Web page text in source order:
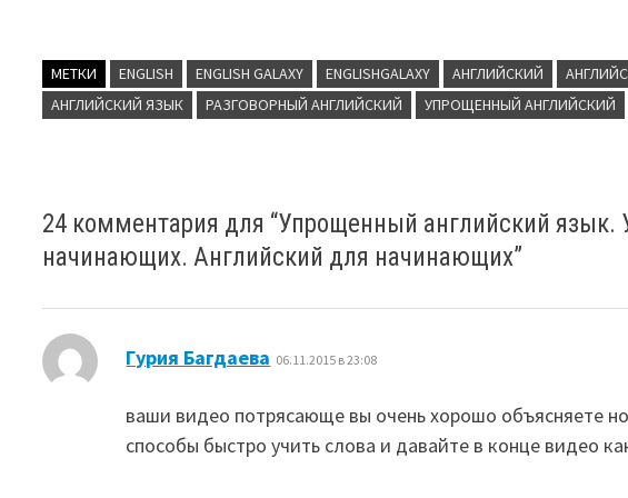
МЕТКИ ENGLISH ENGLISH GALAXY ENGLISHGALAXY АНГЛИЙСКИЙ
АНГЛИЙСКИЙ ЯЗЫК
РАЗГОВОРНЫЙ АНГЛИЙСКИЙ УПРОЩЕННЫЙ АНГЛИЙСКИЙ
24 комментария для “Упрощенный английский язык.
начинающих. Английский для начинающих”
Гурия Багдаева 06.11.2015 в 23:08
ваши видео потрясающе вы очень хорошо объясняете
способы быстро учить слова и давайте в конце видео